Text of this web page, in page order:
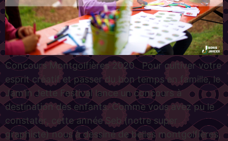
Concours Montgolfières 2020 Pour cultiver votre
esprit créatif et passer du bon temps en famille, le
Jam’in Jette Festival lance un concours à
destination des enfants. Comme vous avez pu le
constater, cette année Seb (notre super
graphiste) nous à dessiné de belles montgolfières,